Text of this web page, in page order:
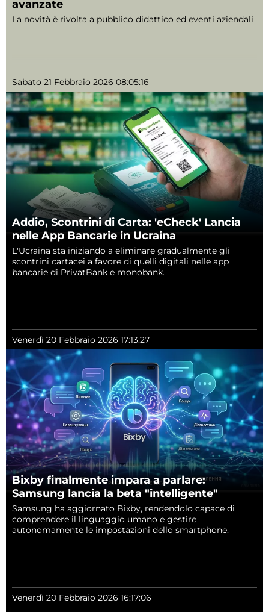
avanzate
La novità è rivolta a pubblico didattico ed eventi aziendali
Sabato 21 Febbraio 2026 08:05:16
Addio, Scontrini di Carta: 'eCheck' Lancia
nelle App Bancarie in Ucraina
L'Ucraina sta iniziando a eliminare gradualmente gli
scontrini cartacei a favore di quelli digitali nelle app
bancarie di PrivatBank e monobank.
Venerdì 20 Febbraio 2026 17:13:27
Bixby finalmente impara a parlare:
Samsung lancia la beta "intelligente"
Samsung ha aggiornato Bixby, rendendolo capace di
comprendere il linguaggio umano e gestire
autonomamente le impostazioni dello smartphone.
Venerdì 20 Febbraio 2026 16:17:06